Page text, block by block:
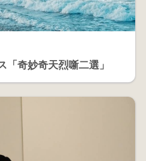
「奇妙奇天烈噺二選」